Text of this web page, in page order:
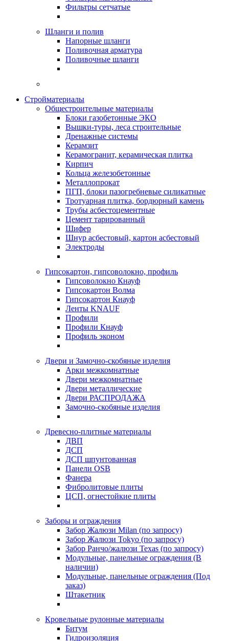
Фильтры сетчатые
Шланги и полив
Напорные шланги
Поливочная арматура
Поливочные шланги
Стройматериалы
Oбщестроительные материалы
Блоки газобетонные ЭКО
Вышки-туры, леса строительные
Дренажные системы
Керамзит
Керамогранит, керамическая плитка
Кирпич
Кольца железобетонные
Металлопрокат
ПГП, блоки пазогребневые силикатные
Тротуарная плитка, бордюрный камень
Трубы асбестоцементные
Цемент тарированный
Шифер
Шнур асбестовый, картон асбестовый
Электроды
Гипсокартон, гипсоволокно, профиль
Гипсоволокно Кнауф
Гипсокартон Волма
Гипсокартон Кнауф
Ленты KNAUF
Профили
Профили Кнауф
Профиль эконом
Двери и Замочно-скобяные изделия
Арки межкомнатные
Двери межкомнатные
Двери металлические
Двери РАСПРОДАЖА
Замочно-скобяные изделия
Древесно-плитные материалы
ДВП
ДСП
ДСП шпунтованная
Панели OSB
Фанера
Фибролитовые плиты
ЦСП, огнестойкие плиты
Заборы и ограждения
Забор Жалюзи Milan (по запросу)
Забор Жалюзи Tokyo (по запросу)
Забор Ранчо/жалюзи Texas (по запросу)
Модульные, панельные ограждения (В
наличии)
Модульные, панельные ограждения (Под
заказ)
Штакетник
Кровельные рулонные материалы
Битум
Гидроизоляция